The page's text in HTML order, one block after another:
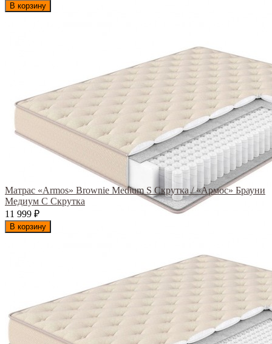
В корзину
Матрас «Armos» Brownie Medium S Скрутка / «Армос» Брауни
Медиум С Скрутка
11 999 ₽
В корзину